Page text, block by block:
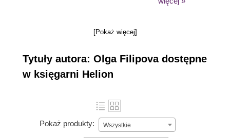
[Pokaż więcej]
Tytuły autora: Olga Filipova dostępne
w księgarni Helion
Pokaż produkty: Wszystkie